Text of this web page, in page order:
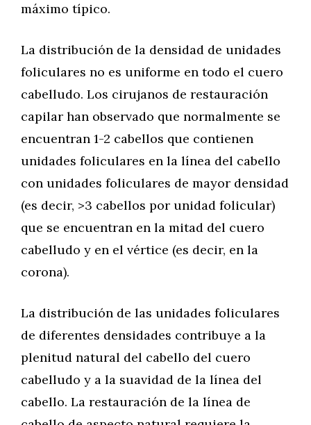
máximo típico.
La distribución de la densidad de unidades
foliculares no es uniforme en todo el cuero
cabelludo. Los cirujanos de restauración
capilar han observado que normalmente se
encuentran 1-2 cabellos que contienen
unidades foliculares en la línea del cabello
con unidades foliculares de mayor densidad
(es decir, >3 cabellos por unidad folicular)
que se encuentran en la mitad del cuero
cabelludo y en el vértice (es decir, en la
corona).
La distribución de las unidades foliculares
de diferentes densidades contribuye a la
plenitud natural del cabello del cuero
cabelludo y a la suavidad de la línea del
cabello. La restauración de la línea de